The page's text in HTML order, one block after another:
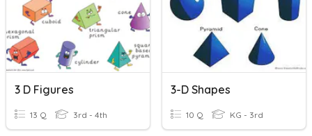
3 D Figures
13 Q 3rd - 4th
3-D Shapes
10 Q KG - 3rd